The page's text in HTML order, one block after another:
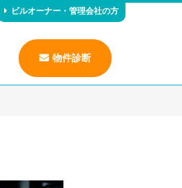
ビルオーナー・管理会社の方
物件診断